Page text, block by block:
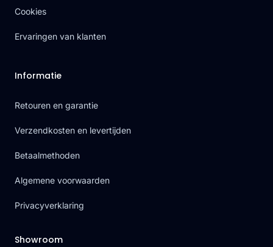
Cookies
Ervaringen van klanten
Informatie
Retouren en garantie
Verzendkosten en levertijden
Betaalmethoden
Algemene voorwaarden
Privacyverklaring
Showroom